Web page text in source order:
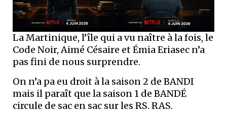
La Martinique, l’île qui a vu naître à la fois, le
Code Noir, Aimé Césaire et Émia Eriasec n’a
pas fini de nous surprendre.
On n’a pa eu droit à la saison 2 de BANDI
mais il paraît que la saison 1 de BANDÉ
circule de sac en sac sur les RS. RAS.